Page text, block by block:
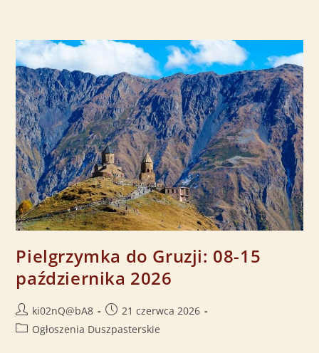
Pielgrzymka do Gruzji: 08-15
października 2026
ki02nQ@bA8
21 czerwca 2026
Ogłoszenia Duszpasterskie